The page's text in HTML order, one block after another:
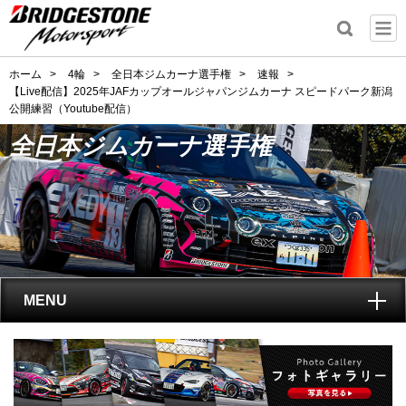
ホーム > 4輪 > 全日本ジムカーナ選手権 > 速報
>
【Live配信】2025年JAFカップオールジャパンジムカーナ スピードパーク新潟
公開練習（Youtube配信）
全日本ジムカーナ選手権
MENU
トップ
全日本ジムカーナ選手権とは?